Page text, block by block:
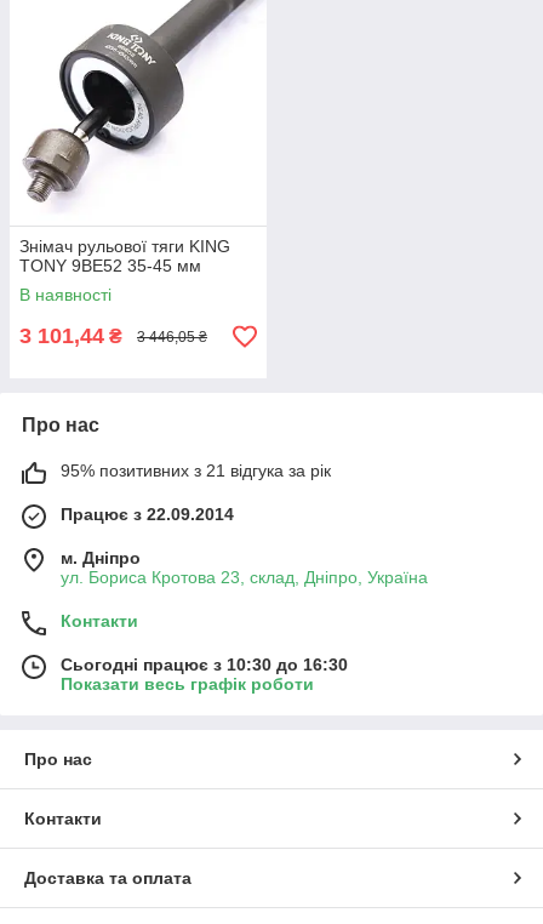
Знімач рульової тяги KING
TONY 9BE52 35-45 мм
В наявності
3 101,44 ₴ 3 446,05 ₴
Про нас
95% позитивних з 21 відгука за рік
Працює з 22.09.2014
м. Дніпро
ул. Бориса Кротова 23, склад, Дніпро, Україна
Контакти
Сьогодні працює з 10:30 до 16:30
Показати весь графік роботи
Про нас
Контакти
Доставка та оплата